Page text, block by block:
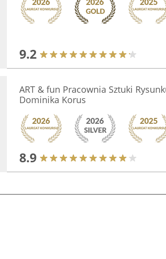
9.2
ART & fun Pracownia Sztuki
Dominika Korus
8.9